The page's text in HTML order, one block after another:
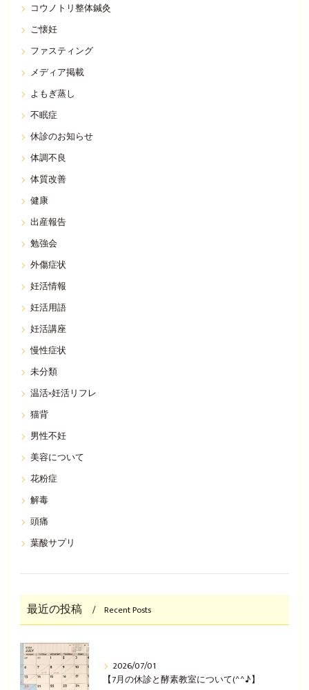
コウノトリ整体鍼灸
ご懐妊
ファスティング
メディア掲載
よもぎ蒸し
不眠症
休診のお知らせ
体調不良
体質改善
健康
出産報告
勉強会
外傷症状
妊活情報
妊活用語
妊活講座
慢性症状
未分類
温活×妊活リフレ
猫背
男性不妊
美容について
花粉症
解毒
頭痛
葉酸サプリ
最近の投稿 Recent Posts
2026/07/01
【7月の休診と酵素教室について(^^♪】